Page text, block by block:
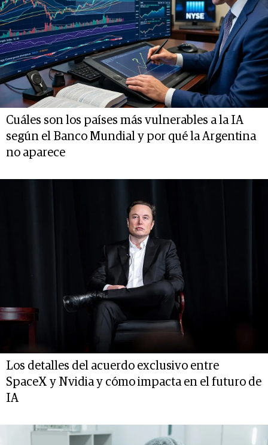
Cuáles son los países más vulnerables a la IA
según el Banco Mundial y por qué la Argentina
no aparece
Los detalles del acuerdo exclusivo entre
SpaceX y Nvidia y cómo impacta en el futuro de
IA